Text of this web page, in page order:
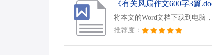
《有关风扇作文600字3篇
将本文的Word文档下载到电脑
推荐度：